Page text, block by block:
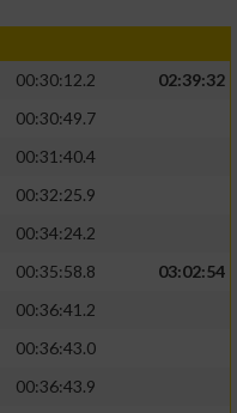
00:30:12.2
02:39:32
00:30:49.7
00:31:40.4
00:32:25.9
00:34:24.2
00:35:58.8
03:02:54
00:36:41.2
00:36:43.0
00:36:43.9